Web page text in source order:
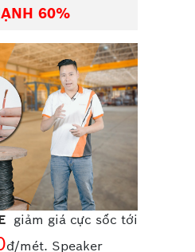
60%
giảm giá cực sốc tới
đ/mét. Speaker